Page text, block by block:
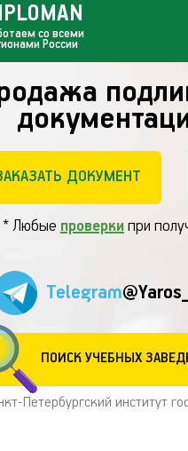
ДОКУМЕНТ
* Любые проверки при
Telegram
ПОИСК УЧЕБНЫХ
со всеми
России
Петербургский институт